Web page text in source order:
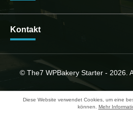
Kontakt
© The7 WPBakery Starter - 2026.
Diese Website verwendet Cookies, um eine
können. Mehr